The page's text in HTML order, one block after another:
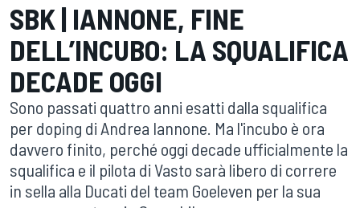
SBK | IANNONE, FINE
DELL’INCUBO: LA SQUALIFICA
DECADE OGGI
Sono passati quattro anni esatti dalla squalifica
per doping di Andrea Iannone. Ma l'incubo è ora
davvero finito, perché oggi decade ufficialmente la
squalifica e il pilota di Vasto sarà libero di correre
in sella alla Ducati del team Goeleven per la sua